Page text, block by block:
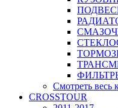
Смотреть весь
CROSSTOUR